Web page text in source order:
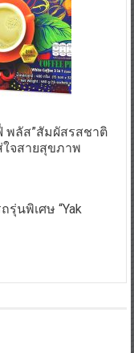
พลัส”สัมผัสรสชาติ
จสายสุขภาพ
นพิเศษ “Yak